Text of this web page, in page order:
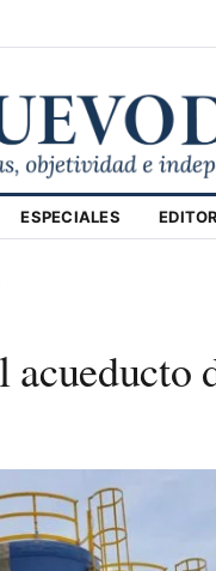
ESPECIALES
acueducto